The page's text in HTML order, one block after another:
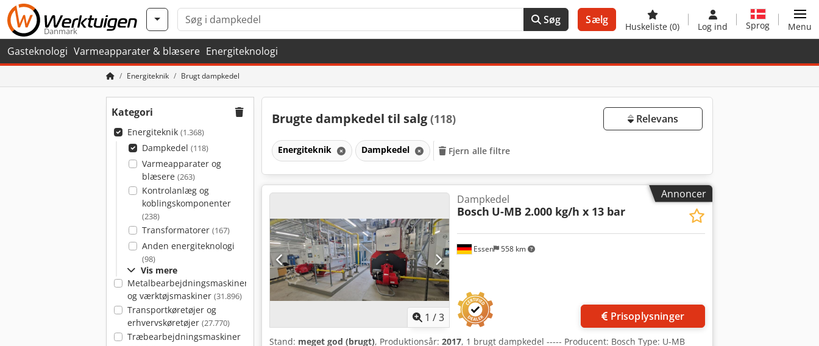
Danmark
Søg Sælg
Huskeliste (0) Log ind Sprog Menu
Gasteknologi Varmeapparater & blæsere Energiteknologi
Energiteknik Brugt dampkedel
Kategori
Energiteknik (1.368)
Dampkedel (118)
Varmeapparater og
blæsere (263)
Kontrolanlæg og
koblingskomponenter
(238)
Transformatorer (167)
Anden energiteknologi
(98)
Vis mere
Metalbearbejdningsmaskiner
og værktøjsmaskiner (31.896)
Transportkøretøjer og
erhvervskøretøjer (27.770)
Træbearbejdningsmaskiner
Brugte dampkedel til salg (118) Relevans
Energiteknik Dampkedel Fjern alle filtre
Annoncer
1 /3
Essen 558 km
Dampkedel
Bosch U-MB 2.000 kg/h x 13 bar
Prisoplysninger
Stand: meget god (brugt), Produktionsår: 2017, 1 brugt dampkedel ----- Producent: Bosch Type: U-MB